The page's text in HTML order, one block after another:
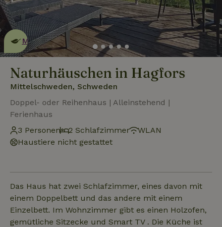
Dies ist ein
umweltschonendes
Naturhäuschen
Mehr erfahren
Naturhäuschen in Hagfors
Mittelschweden, Schweden
Doppel- oder Reihenhaus | Alleinstehend |
Ferienhaus
3 Personen
2 Schlafzimmer
WLAN
Haustiere nicht gestattet
Das Haus hat zwei Schlafzimmer, eines davon mit
einem Doppelbett und das andere mit einem
Einzelbett. Im Wohnzimmer gibt es einen Holzofen,
gemütliche Sitzecke und Smart TV . Die Küche ist